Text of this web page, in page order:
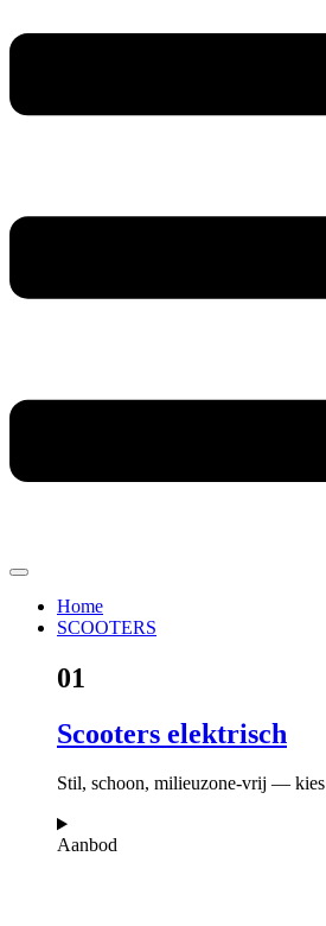
Home
SCOOTERS
01
Scooters elektrisch
Stil, schoon, milieuzone-vrij —
Aanbod